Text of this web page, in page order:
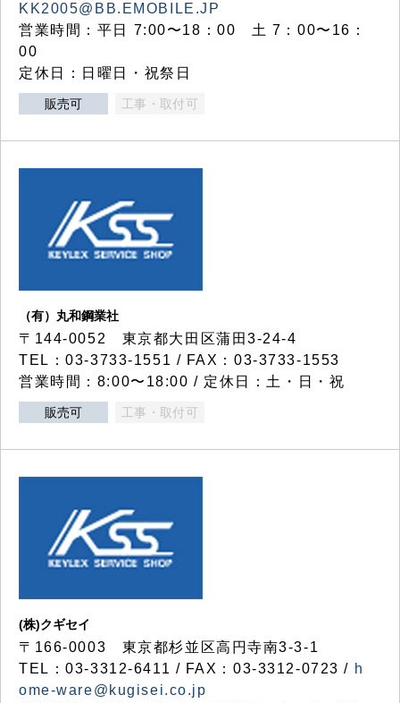
KK2005@BB.EMOBILE.JP
営業時間：平日 7:00〜18：00 土 7：00〜16：
00
定休日：日曜日・祝祭日
販売可 工事・取付可
（有）丸和鋼業社
〒144-0052 東京都大田区蒲田3-24-4
TEL：03-3733-1551 / FAX：03-3733-1553
営業時間：8:00〜18:00 / 定休日：土・日・祝
販売可 工事・取付可
(株)クギセイ
〒166-0003 東京都杉並区高円寺南3-3-1
TEL：03-3312-6411 / FAX：03-3312-0723 / h
ome-ware@kugisei.co.jp